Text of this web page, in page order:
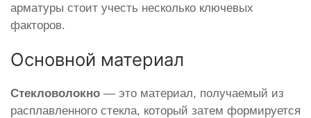
арматуры стоит учесть несколько ключевых
факторов.
Основной материал
Стекловолокно — это материал, получаемый из
расплавленного стекла, который затем формируется